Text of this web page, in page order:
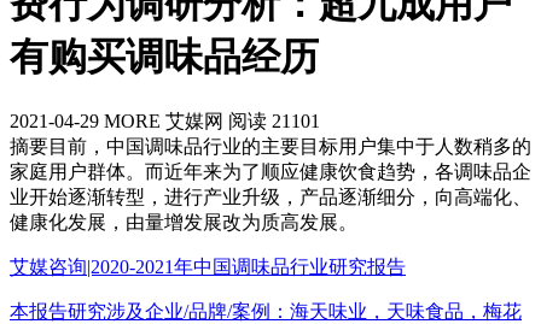
有购买调味品经历
2021-04-29 MORE 艾媒网 阅读 21101
摘要目前，中国调味品行业的主要目标用户集中于人数稍多的
家庭用户群体。而近年来为了顺应健康饮食趋势，各调味品企
业开始逐渐转型，进行产业升级，产品逐渐细分，向高端化、
健康化发展，由量增发展改为质高发展。
艾媒咨询|2020-2021年中国调味品行业研究报告
本报告研究涉及企业/品牌/案例：海天味业，天味食品，梅花